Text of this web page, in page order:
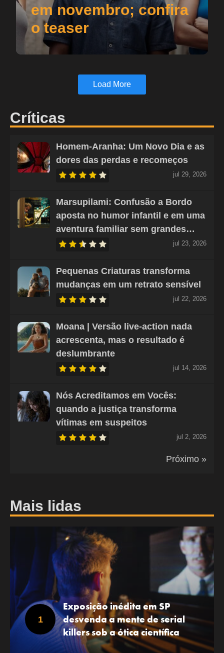
em novembro; confira
o teaser
Load More
Críticas
Homem-Aranha: Um Novo Dia e as
dores das perdas e recomeços
jul 29, 2026
Marsupilami: Confusão a Bordo
aposta no humor infantil e em uma
aventura familiar sem grandes…
jul 23, 2026
Pequenas Criaturas transforma
mudanças em um retrato sensível
jul 22, 2026
Moana | Versão live-action nada
acrescenta, mas o resultado é
deslumbrante
jul 14, 2026
Nós Acreditamos em Vocês:
quando a justiça transforma
vítimas em suspeitos
jul 2, 2026
Próximo »
Mais lidas
Exposição inédita em SP
desvenda a mente de serial
killers sob a ótica científica